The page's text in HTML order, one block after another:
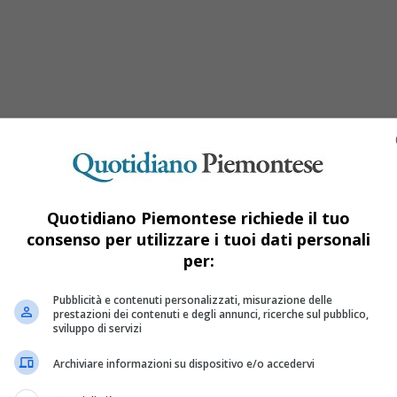
il record mondiale di tempo in una
accompagnato la sua vita
Quotidiano Piemontese richiede il tuo
consenso per utilizzare i tuoi dati personali
per:
Pubblicità e contenuti personalizzati, misurazione delle
prestazioni dei contenuti e degli annunci, ricerche sul pubblico,
sviluppo di servizi
Archiviare informazioni su dispositivo e/o accedervi